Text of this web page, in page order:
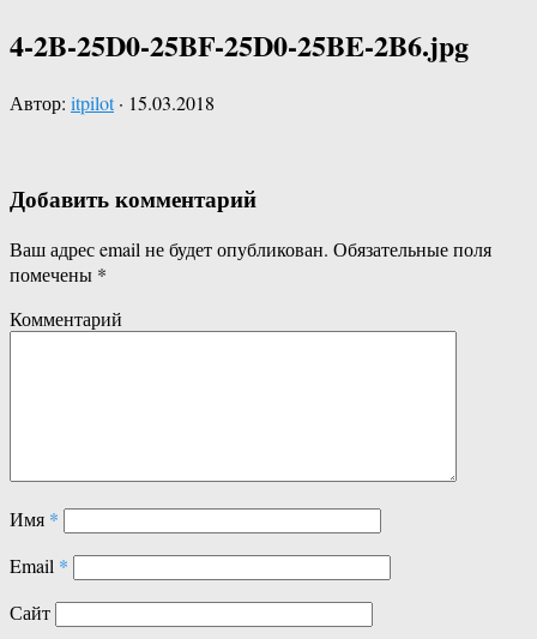
4-2B-25D0-25BF-25D0-25BE-2B6.jpg
Автор: itpilot · 15.03.2018
Добавить комментарий
Ваш адрес email не будет опубликован. Обязательные поля
помечены *
Комментарий
Имя *
Email *
Сайт